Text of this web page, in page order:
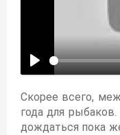
Скорее всего,
года для
дождаться пока